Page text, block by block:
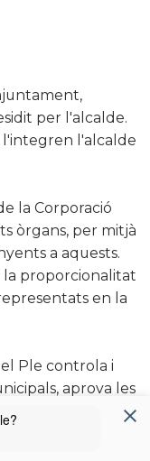
per l'alcalde.
l'alcalde
la Corporació
òrgans, per mitjà
a aquests.
la proporcionalitat
en la
Ple controla i
aprova les
Disposicions
de
i destituir